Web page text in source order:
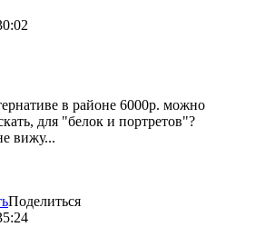
в районе 6000р. можно
для "белок и портретов"?
вижу...
Поделиться